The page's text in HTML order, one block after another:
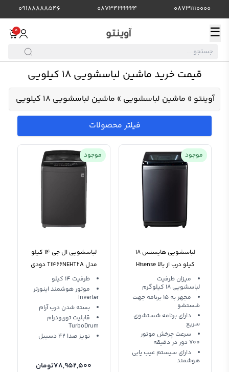
08731110000
08734222224
09188888546
☰
0
قیمت خرید ماشین لباسشویی 18 کیلویی
آوینتو » ماشین لباسشویی » ماشین لباسشویی 18 کیلویی
فیلتر محصولات
موجود
لباسشویی هایسنس 18
کیلو درب از بالا Hisense
WTY1802
میزان ظرفیت
لباسشویی 18 کیلوگرم
مجهز به 15 برنامه جهت
شستشو
دارای برنامه شستشوی
سریع
سرعت چرخش موتور
۷۰۰ دور در دقیقه
دارای سیستم عیب یابی
هوشمند
موجود
لباسشویی ال جی 14 کیلو
مدل T1466NEHT2A دودی
ظرفیت 14 کیلو
موتور هوشمند اینورتر
Inverter
بسته شدن درب آرام
قابلیت توربودرام
TurboDrum
نویز صدا 42 دسیبل
78,952,500تومان